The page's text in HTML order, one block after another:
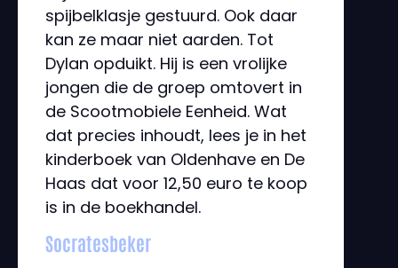
spijbelklasje gestuurd. Ook daar
kan ze maar niet aarden. Tot
Dylan opduikt. Hij is een vrolijke
jongen die de groep omtovert in
de Scootmobiele Eenheid. Wat
dat precies inhoudt, lees je in het
kinderboek van Oldenhave en De
Haas dat voor 12,50 euro te koop
is in de boekhandel.
Socratesbeker